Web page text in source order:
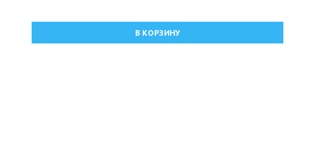
В КОРЗИНУ